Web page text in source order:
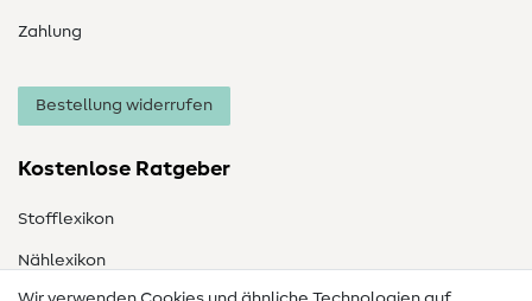
Zahlung
Bestellung widerrufen
Kostenlose Ratgeber
Stofflexikon
Nählexikon